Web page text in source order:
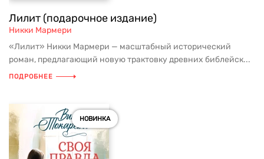
Лилит (подарочное издание)
Никки Мармери
«Лилит» Никки Мармери — масштабный исторический
роман, предлагающий новую трактовку древних библейск...
ПОДРОБНЕЕ
НОВИНКА